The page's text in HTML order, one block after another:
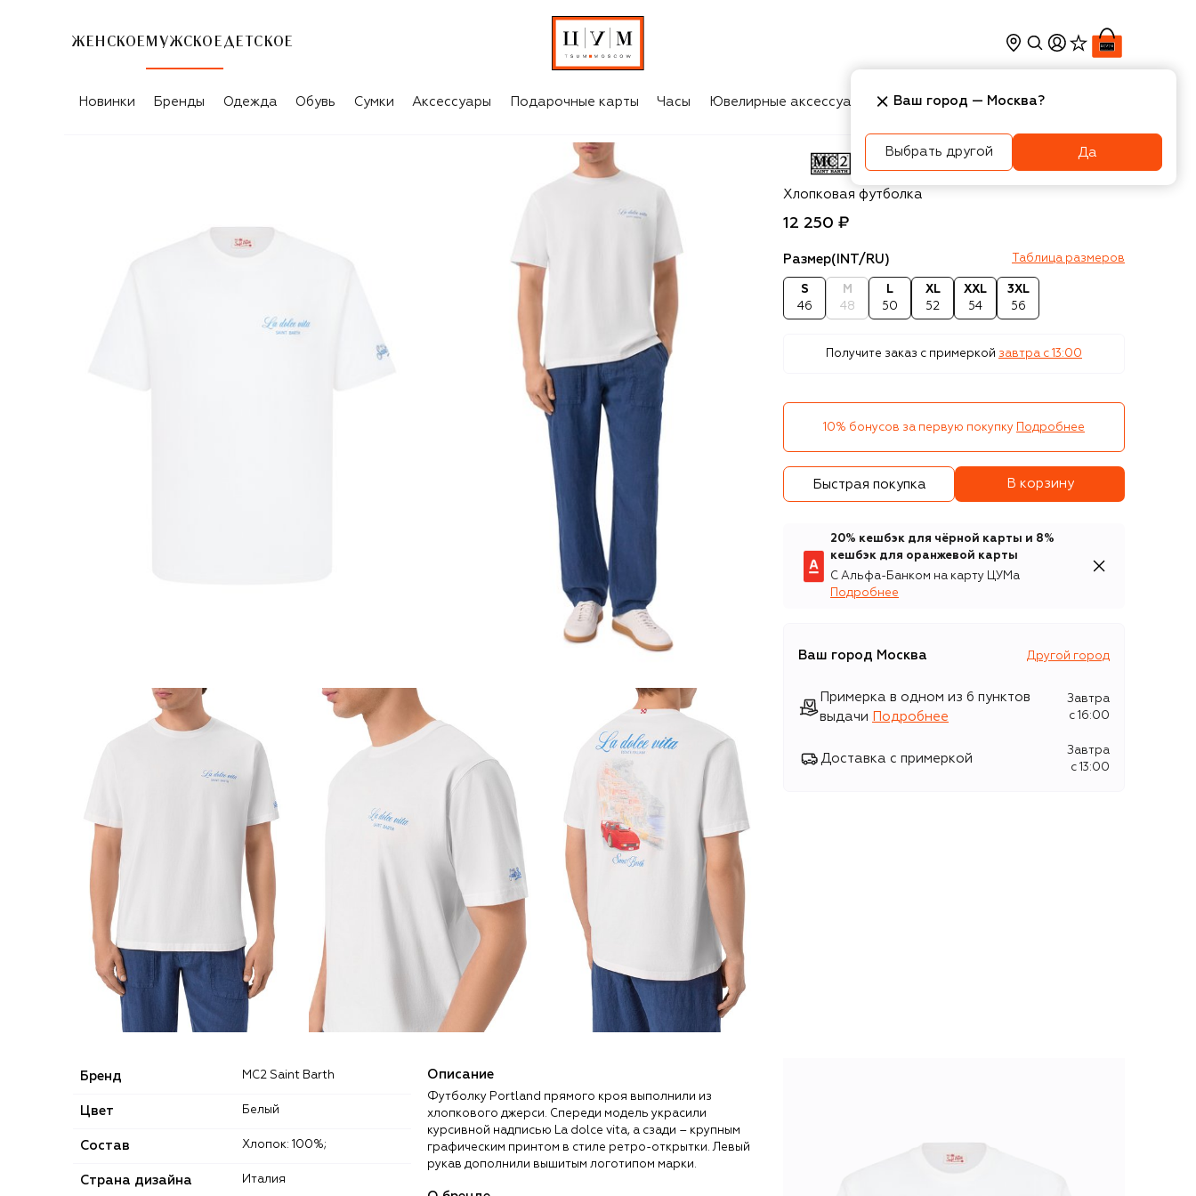
ЖЕНСКОЕ МУЖСКОЕ ДЕТСКОЕ
Новинки Бренды Одежда Обувь Сумки Аксессуары Подарочные карты Часы Ювелирные аксессуары Косметика Интерьер
MC2 Saint Barth
Хлопковая футболка
12 250 ₽
Размер(INT/RU) Таблица размеров
S
46
M
48
L
50
XL
52
XXL
54
3XL
56
Получите заказ с примеркой завтра c 13:00
10% бонусов за первую покупку Подробнее
Быстрая покупка В корзину
20% кешбэк для чёрной карты и 8%
кешбэк для оранжевой карты
С Альфа-Банком на карту ЦУМа
Подробнее
Ваш город Москва Другой город
Примерка в одном из 6 пунктов
выдачи
Подробнее
Завтра
c 16:00
Доставка с примеркой
Завтра
c 13:00
Бренд MC2 Saint Barth
Цвет Белый
Состав Хлопок: 100%;
Страна дизайна Италия
Описание
Футболку Portland прямого кроя выполнили из
хлопкового джерси. Спереди модель украсили
курсивной надписью La dolce vita, а сзади – крупным
графическим принтом в стиле ретро-открытки. Левый
рукав дополнили вышитым логотипом марки.
Ваш город — Москва?
Выбрать другой Да